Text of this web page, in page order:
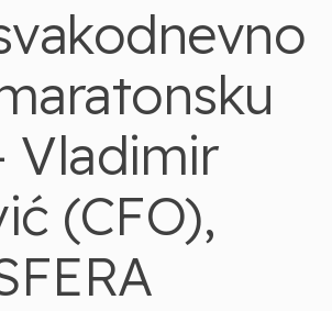
Vladimir
(CFO),